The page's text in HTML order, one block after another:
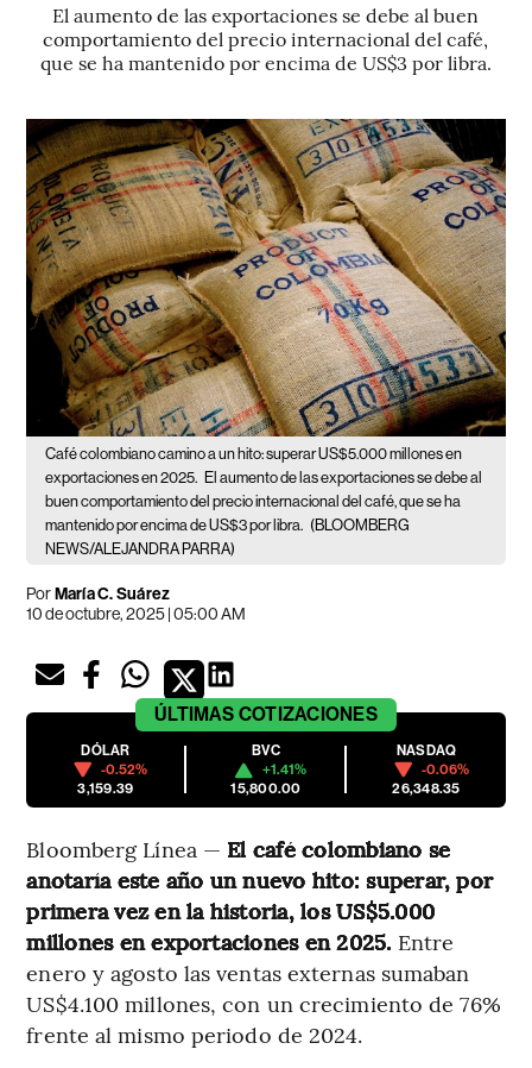
El aumento de las exportaciones se debe al buen
comportamiento del precio internacional del café,
que se ha mantenido por encima de US$3 por libra.
Café colombiano camino a un hito: superar US$5.000 millones en
exportaciones en 2025. El aumento de las exportaciones se debe al
buen comportamiento del precio internacional del café, que se ha
mantenido por encima de US$3 por libra. (BLOOMBERG
NEWS/ALEJANDRA PARRA)
PorMaría C. Suárez
10 de octubre, 2025 | 05:00 AM
ÚLTIMAS COTIZACIONES
DÓLAR
-0.52%
3,159.39
BVC
+1.41%
15,800.00
NASDAQ
-0.06%
26,348.35
Bloomberg Línea — El café colombiano se
anotaría este año un nuevo hito: superar, por
primera vez en la historia, los US$5.000
millones en exportaciones en 2025. Entre
enero y agosto las ventas externas sumaban
US$4.100 millones, con un crecimiento de 76%
frente al mismo periodo de 2024.